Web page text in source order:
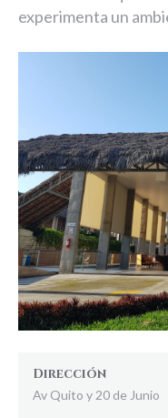
experimenta un
Dirección
Av Quito y 20 de Junio